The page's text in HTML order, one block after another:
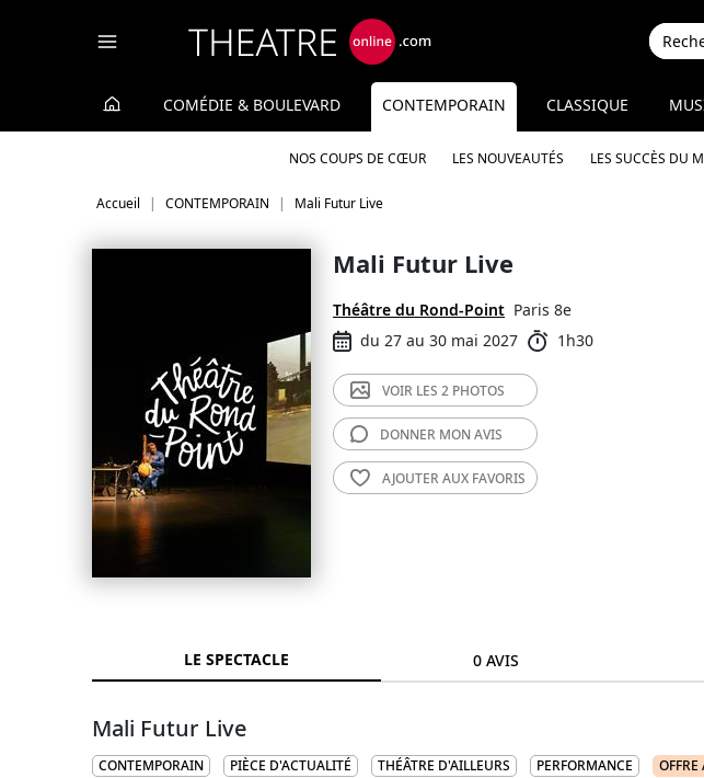
COMÉDIE & BOULEVARD CONTEMPORAIN
NOS COUPS DE CŒUR LES NOUVEAUTÉS LES SUCCÈS DU
CLASSIQUE
Accueil CONTEMPORAIN Mali Futur Live
Mali Futur Live
Théâtre du Rond-Point Paris 8e
du 27 au 30 mai 2027
1h30
VOIR LES 2 PHOTOS
DONNER MON AVIS
AJOUTER AUX FAVORIS
LE SPECTACLE 0 AVIS
Mali Futur Live
CONTEMPORAIN PIÈCE D'ACTUALITÉ THÉÂTRE D'AILLEURS PERFORMANCE